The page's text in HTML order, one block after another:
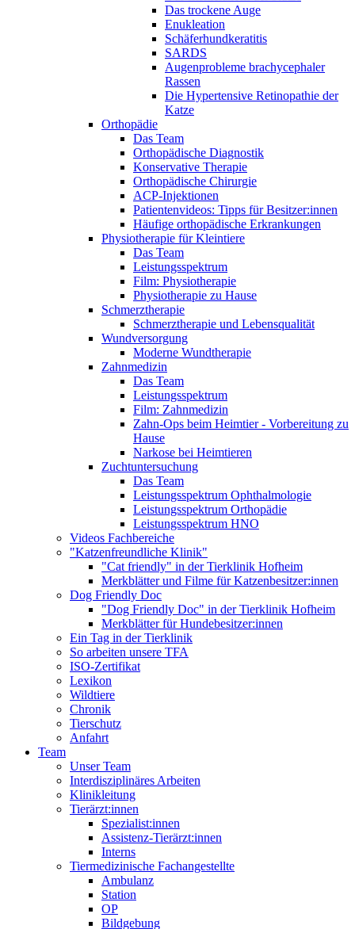
Das trockene Auge
Enukleation
Schäferhundkeratitis
SARDS
Augenprobleme brachycephaler
Rassen
Die Hypertensive Retinopathie der
Katze
Orthopädie
Das Team
Orthopädische Diagnostik
Konservative Therapie
Orthopädische Chirurgie
ACP-Injektionen
Patientenvideos: Tipps für Besitzer:innen
Häufige orthopädische Erkrankungen
Physiotherapie für Kleintiere
Das Team
Leistungsspektrum
Film: Physiotherapie
Physiotherapie zu Hause
Schmerztherapie
Schmerztherapie und Lebensqualität
Wundversorgung
Moderne Wundtherapie
Zahnmedizin
Das Team
Leistungsspektrum
Film: Zahnmedizin
Zahn-Ops beim Heimtier - Vorbereitung zu
Hause
Narkose bei Heimtieren
Zuchtuntersuchung
Das Team
Leistungsspektrum Ophthalmologie
Leistungsspektrum Orthopädie
Leistungsspektrum HNO
Videos Fachbereiche
"Katzenfreundliche Klinik"
"Cat friendly" in der Tierklinik Hofheim
Merkblätter und Filme für Katzenbesitzer:innen
Dog Friendly Doc
"Dog Friendly Doc" in der Tierklinik Hofheim
Merkblätter für Hundebesitzer:innen
Ein Tag in der Tierklinik
So arbeiten unsere TFA
ISO-Zertifikat
Lexikon
Wildtiere
Chronik
Tierschutz
Anfahrt
Team
Unser Team
Interdisziplinäres Arbeiten
Klinikleitung
Tierärzt:innen
Spezialist:innen
Assistenz-Tierärzt:innen
Interns
Tiermedizinische Fachangestellte
Ambulanz
Station
OP
Bildgebung